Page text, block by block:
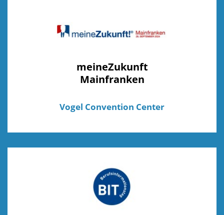
meineZukunft
Mainfranken
Vogel Convention Center